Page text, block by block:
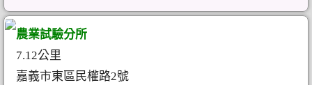
農業試驗分所
7.12公里
嘉義市東區民權路2號